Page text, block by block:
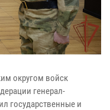
округом войск
генерал-
государственные и